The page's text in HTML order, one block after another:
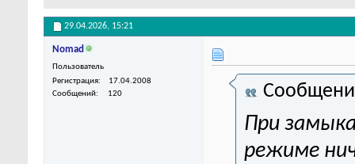
29.04.2026, 15:21
Nomad
Пользователь
Регистрация
17.04.2008
Сообщений
120
При
режиме